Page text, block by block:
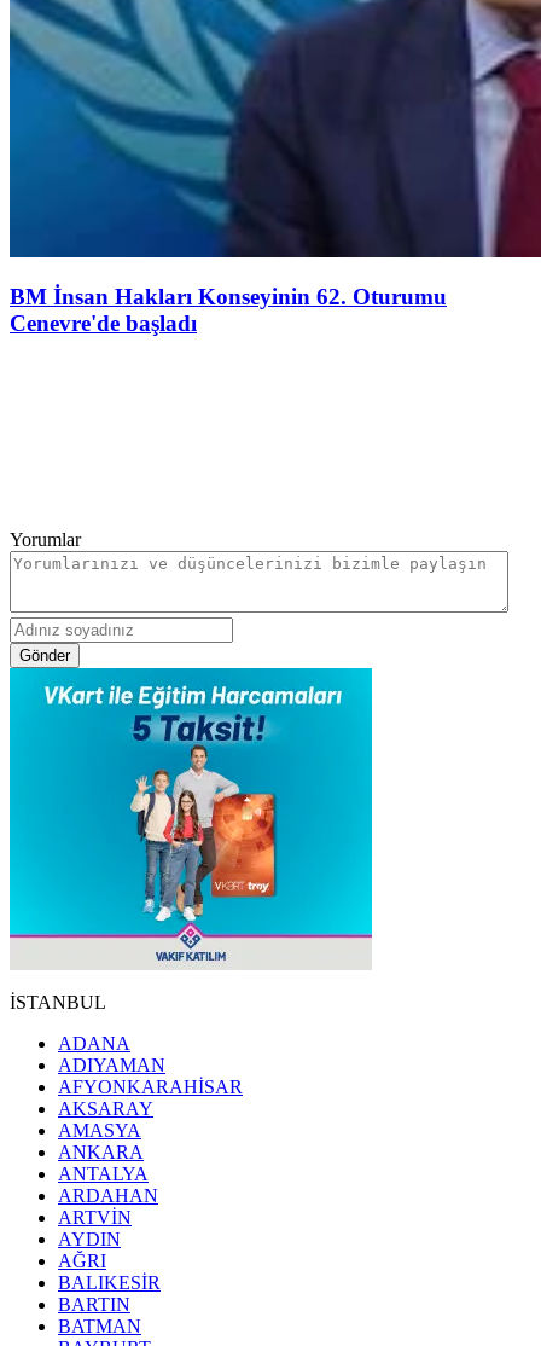
BM İnsan Hakları Konseyinin 62. Oturumu
Cenevre'de başladı
Yorumlar
Gönder
İSTANBUL
ADANA
ADIYAMAN
AFYONKARAHİSAR
AKSARAY
AMASYA
ANKARA
ANTALYA
ARDAHAN
ARTVİN
AYDIN
AĞRI
BALIKESİR
BARTIN
BATMAN